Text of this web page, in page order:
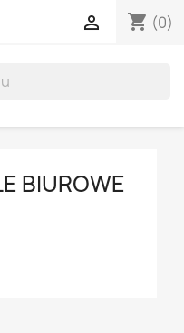
shopping_cart (0)

BIUROWE